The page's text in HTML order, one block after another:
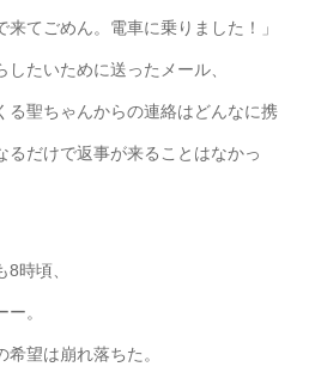
来てごめん。電車に乗りました！」
たいために送ったメール、
る聖ちゃんからの連絡はどんなに携
るだけで返事が来ることはなかっ
時頃、
。
望は崩れ落ちた。